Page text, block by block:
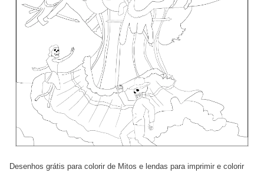
Desenhos grátis para colorir de Mitos e lendas para imprimir e colorir